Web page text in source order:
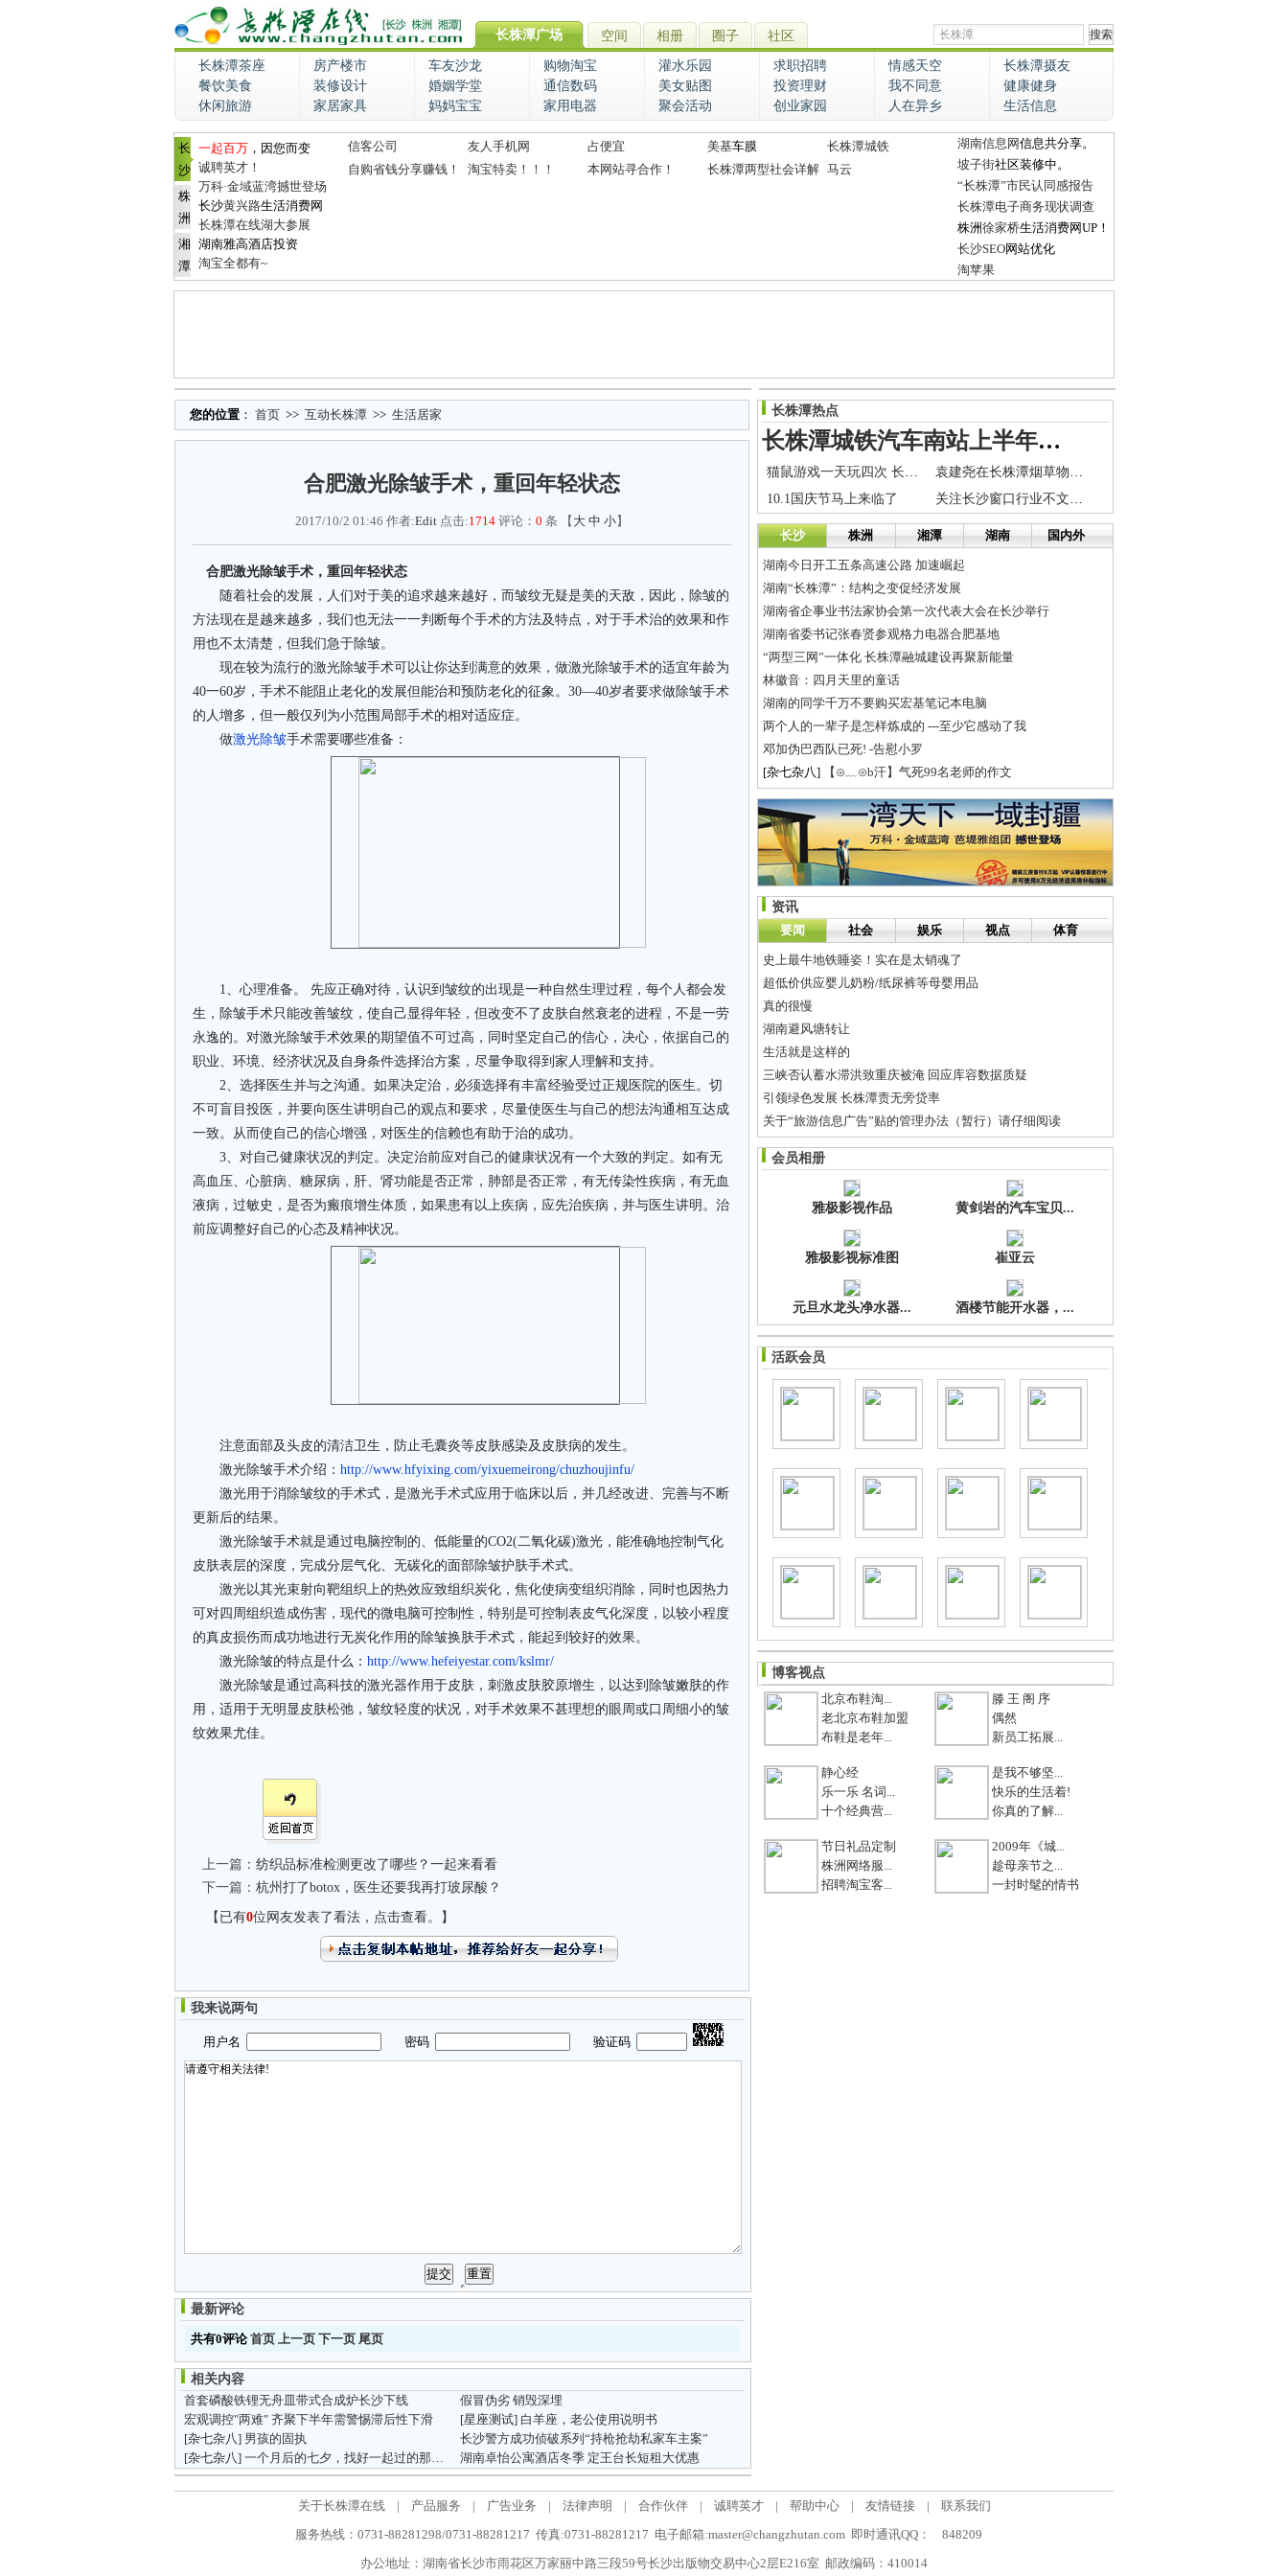
长株潭广场 空间 相册 圈子 社区
长株潭茶座 房产楼市 车友沙龙 购物淘宝 灌水乐园 求职招聘 情感天空
长株潭摄友
餐饮美食
装修设计 婚姻学堂 通信数码 美女贴图 投资理财 我不同意
健康健身
休闲旅游
家居家具 妈妈宝宝 家用电器 聚会活动 创业家园 人在异乡 生活信息
长
沙
株
洲
湘
潭
一起百万 ，因您而变
诚聘英才！
万科·金域蓝湾撼世登场
长沙黄兴路生活消费网
长株潭在线湖大参展
湖南雅高酒店投资
淘宝全都有~
信客公司 友人手机网 占便宜 美基车膜
长株潭城铁
自购省钱分享赚钱！
淘宝特卖！！！ 本网站寻合作！ 长株潭两型社会详解 马云
湖南信息网信息共分享。
坡子街社区装修中。
“长株潭”市民认同感报告
长株潭电子商务现状调查
株洲徐家桥生活消费网UP！
长沙SEO网站优化
淘苹果
您的位置 ： 首页 >> 互动长株潭 >> 生活居家
合肥激光除皱手术，重回年轻状态
2017/10/2 01:46 作者:Edit 点击:1714 评论： 0 条 【 大 中 小】
合肥激光除皱手术，重回年轻状态
随着社会的发展，人们对于美的追求越来越好，而皱纹无疑是美的天敌，因此，除皱的
方法现在是越来越多，我们也无法一一判断每个手术的方法及特点，对于手术治的效果和作
用也不太清楚，但我们急于除皱。
现在较为流行的激光除皱手术可以让你达到满意的效果，做激光除皱手术的适宜年龄为
40一60岁，手术不能阻止老化的发展但能治和预防老化的征象。30—40岁者要求做除皱手术
的人增多，但一般仅列为小范围局部手术的相对适应症。
做激光除皱手术需要哪些准备：
1、心理准备。 先应正确对待，认识到皱纹的出现是一种自然生理过程，每个人都会发
生，除皱手术只能改善皱纹，使自己显得年轻，但改变不了皮肤自然衰老的进程，不是一劳
永逸的。对激光除皱手术效果的期望值不可过高，同时坚定自己的信心，决心，依据自己的
职业、环境、经济状况及自身条件选择治方案，尽量争取得到家人理解和支持。
2、选择医生并与之沟通。如果决定治，必须选择有丰富经验受过正规医院的医生。切
不可盲目投医，并要向医生讲明自己的观点和要求，尽量使医生与自己的想法沟通相互达成
一致。从而使自己的信心增强，对医生的信赖也有助于治的成功。
3、对自己健康状况的判定。决定治前应对自己的健康状况有一个大致的判定。如有无
高血压、心脏病、糖尿病，肝、肾功能是否正常，肺部是否正常，有无传染性疾病，有无血
液病，过敏史，是否为瘢痕增生体质，如果患有以上疾病，应先治疾病，并与医生讲明。治
前应调整好自己的心态及精神状况。
注意面部及头皮的清洁卫生，防止毛囊炎等皮肤感染及皮肤病的发生。
激光除皱手术介绍： http://www.hfyixing.com/yixuemeirong/chuzhoujinfu/
激光用于消除皱纹的手术式，是激光手术式应用于临床以后，并几经改进、完善与不断
更新后的结果。
激光除皱手术就是通过电脑控制的、低能量的CO2(二氧化碳)激光，能准确地控制气化
皮肤表层的深度，完成分层气化、无碳化的面部除皱护肤手术式。
激光以其光束射向靶组织上的热效应致组织炭化，焦化使病变组织消除，同时也因热力
可对四周组织造成伤害，现代的微电脑可控制性，特别是可控制表皮气化深度，以较小程度
的真皮损伤而成功地进行无炭化作用的除皱换肤手术式，能起到较好的效果。
激光除皱的特点是什么： http://www.hefeiyestar.com/kslmr/
激光除皱是通过高科技的激光器作用于皮肤，刺激皮肤胶原增生，以达到除皱嫩肤的作
用，适用于无明显皮肤松弛，皱纹轻度的状况，对手术效果不甚理想的眼周或口周细小的皱
纹效果尤佳。
上一篇： 纺织品标准检测更改了哪些？一起来看看
下一篇： 杭州打了botox，医生还要我再打玻尿酸？
【已有0位网友发表了看法，点击查看。】
我来说两句
用户名 密码 验证码
最新评论
共有0评论首页 上一页 下一页 尾页
相关内容
首套磷酸铁锂无舟皿带式合成炉长沙下线
假冒伪劣 销毁深埋
宏观调控"两难" 齐聚下半年需警惕滞后性下滑
[星座测试] 白羊座，老公使用说明书
[杂七杂八] 男孩的固执
长沙警方成功侦破系列“持枪抢劫私家车主案”
[杂七杂八] 一个月后的七夕，找好一起过的那个人了吗？ 湖南卓怡公寓酒店冬季 定王台长短租大优惠
长株潭热点
长株潭城铁汽车南站上半年开工 站内将可换乘城铁地铁
猫鼠游戏一天玩四次 长沙山寨市场市民又爱又恨
袁建尧在长株潭烟草物流园检查项目建设情况
10.1国庆节马上来临了
关注长沙窗口行业不文明：车辆乱停乱放乱挤阻碍畅通
长沙 株洲 湘潭 湖南 国内外
湖南今日开工五条高速公路 加速崛起
湖南“长株潭”：结构之变促经济发展
湖南省企事业书法家协会第一次代表大会在长沙举行
湖南省委书记张春贤参观格力电器合肥基地
“两型三网”一体化 长株潭融城建设再聚新能量
林徽音：四月天里的童话
湖南的同学千万不要购买宏基笔记本电脑
两个人的一辈子是怎样炼成的 ---至少它感动了我
邓加伪巴西队已死! -告慰小罗
[杂七杂八]
【⊙﹏⊙b汗】气死99名老师的作文
资讯
要闻
社会 娱乐 视点 体育
史上最牛地铁睡姿！实在是太销魂了
超低价供应婴儿奶粉/纸尿裤等母婴用品
真的很慢
湖南避风塘转让
生活就是这样的
三峡否认蓄水滞洪致重庆被淹 回应库容数据质疑
引领绿色发展 长株潭责无旁贷率
关于“旅游信息广告”贴的管理办法（暂行）请仔细阅读
一个贫寒农家女的深圳传奇创业路
金砖银行贷20亿治理长株潭绿心 我市龙母河上游段治理纳入
会员相册
雅极影视作品 黄剑岩的汽车宝贝...
雅极影视标准图 崔亚云
元旦水龙头净水器... 酒楼节能开水器，...
活跃会员
博客视点
北京布鞋淘...
老北京布鞋加盟
布鞋是老年...
滕 王 阁 序
偶然
新员工拓展...
静心经
乐一乐 名词...
十个经典营...
是我不够坚...
快乐的生活着!
你真的了解...
节日礼品定制
株洲网络服...
招聘淘宝客...
2009年《城...
趁母亲节之...
一封时髦的情书
关于长株潭在线 | 产品服务 | 广告业务 | 法律声明 | 合作伙伴 | 诚聘英才 | 帮助中心 | 友情链接 |
联系我们
服务热线：0731-88281298/0731-88281217 传真:0731-88281217 电子邮箱:master@changzhutan.com 即时通讯QQ：
848209
办公地址：湖南省长沙市雨花区万家丽中路三段59号长沙出版物交易中心2层E216室 邮政编码：410014